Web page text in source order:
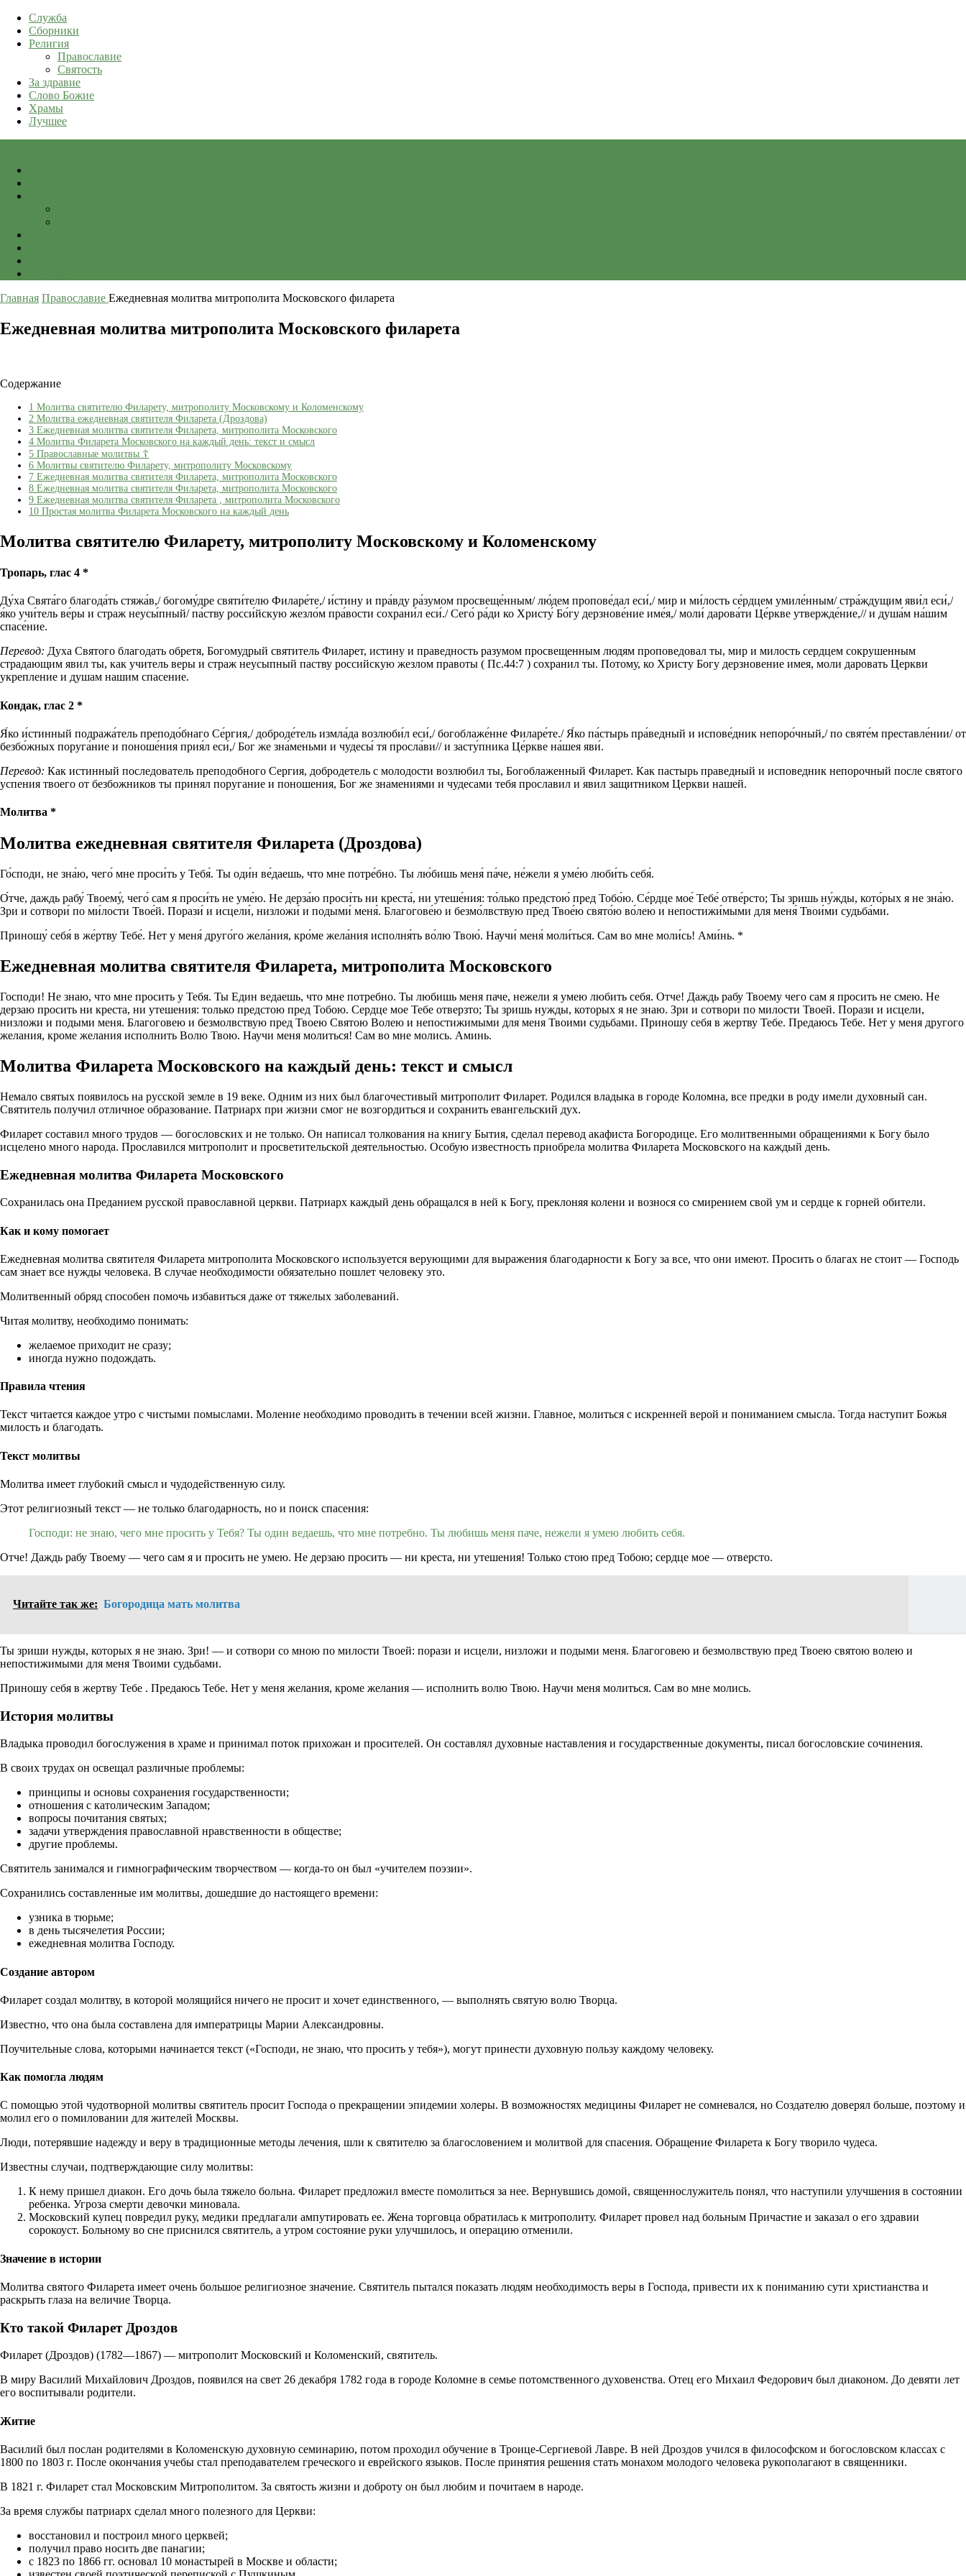
Служба
Сборники
Религия
Православие
Святость
За здравие
Слово Божие
Храмы
Лучшее
Главная Православие Ежедневная молитва митрополита Московского филарета
Ежедневная молитва митрополита Московского филарета
Содержание
1 Молитва святителю Филарету, митрополиту Московскому и Коломенскому
2 Молитва ежедневная святителя Филарета (Дроздова)
3 Ежедневная молитва святителя Филарета, митрополита Московского
4 Молитва Филарета Московского на каждый день: текст и смысл
5 Православные молитвы ☦
6 Молитвы святителю Филарету, митрополиту Московскому
7 Ежедневная молитва святителя Филарета, митрополита Московского
8 Ежедневная молитва святителя Филарета, митрополита Московского
9 Ежедневная молитва святителя Филарета , митрополита Московского
10 Простая молитва Филарета Московского на каждый день
Молитва святителю Филарету, митрополиту Московскому и Коломенскому
Тропарь, глас 4 *
Ду́ха Свята́го благода́ть стяжа́в,/ богому́дре святи́телю Филаре́те,/ и́стину и пра́вду ра́зумом просвеще́нным/ лю́дем пропове́дал еси́,/ мир и ми́лость се́рдцем умиле́нным/ стра́ждущим яви́л еси́,/
я́ко учи́тель ве́ры и страж неусы́пный/ па́ству росси́йскую жезло́м пра́вости сохрани́л еси́./ Сего́ ра́ди ко Христу́ Бо́гу дерзнове́ние име́я,/ моли́ дарова́ти Це́ркве утвержде́ние,// и душа́м на́шим
спасе́ние.
Перевод: Духа Святого благодать обретя, Богомудрый святитель Филарет, истину и праведность разумом просвещенным людям проповедовал ты, мир и милость сердцем сокрушенным
страдающим явил ты, как учитель веры и страж неусыпный паству российскую жезлом правоты ( Пс.44:7 ) сохранил ты. Потому, ко Христу Богу дерзновение имея, моли даровать Церкви
укрепление и душам нашим спасение.
Кондак, глас 2 *
Я́ко и́стинный подража́тель преподо́бнаго Се́ргия,/ доброде́тель измла́да возлюби́л еси́,/ богоблаже́нне Филаре́те./ Я́ко па́стырь пра́ведный и испове́дник непоро́чный,/ по святе́м преставле́нии/ от
безбо́жных поруга́ние и поноше́ния прия́л еси́,/ Бог же зна́меньми и чудесы́ тя просла́ви// и засту́пника Це́ркве на́шея яви́.
Перевод: Как истинный последователь преподобного Сергия, добродетель с молодости возлюбил ты, Богоблаженный Филарет. Как пастырь праведный и исповедник непорочный после святого
успения твоего от безбожников ты принял поругание и поношения, Бог же знамениями и чудесами тебя прославил и явил защитником Церкви нашей.
Молитва *
Молитва ежедневная святителя Филарета (Дроздова)
Го́споди, не зна́ю, чего́ мне проси́ть у Тебя́. Ты оди́н ве́даешь, что мне потре́бно. Ты лю́бишь меня́ па́че, не́жели я уме́ю люби́ть себя́.
О́тче, даждь рабу́ Твоему́, чего́ сам я проси́ть не уме́ю. Не дерза́ю проси́ть ни креста́, ни утеше́ния: то́лько предстою́ пред Тобо́ю. Се́рдце мое́ Тебе́ отве́рсто; Ты зришь ну́жды, кото́рых я не зна́ю.
Зри и сотвори́ по ми́лости Твое́й. Порази́ и исцели́, низложи́ и подыми́ меня́. Благогове́ю и безмо́лвствую пред Твое́ю свято́ю во́лею и непостижи́мыми для меня́ Твои́ми судьба́ми.
Приношу́ себя́ в же́ртву Тебе́. Нет у меня́ друго́го жела́ния, кро́ме жела́ния исполня́ть во́лю Твою́. Научи́ меня́ моли́ться. Сам во мне моли́сь! Ами́нь. *
Ежедневная молитва святителя Филарета, митрополита Московского
Господи! Не знаю, что мне просить у Тебя. Ты Един ведаешь, что мне потребно. Ты любишь меня паче, нежели я умею любить себя. Отче! Даждь рабу Твоему чего сам я просить не смею. Не
дерзаю просить ни креста, ни утешения: только предстою пред Тобою. Сердце мое Тебе отверзто; Ты зришь нужды, которых я не знаю. Зри и сотвори по милости Твоей. Порази и исцели,
низложи и подыми меня. Благоговею и безмолвствую пред Твоею Святою Волею и непостижимыми для меня Твоими судьбами. Приношу себя в жертву Тебе. Предаюсь Тебе. Нет у меня другого
желания, кроме желания исполнить Волю Твою. Научи меня молиться! Сам во мне молись. Аминь.
Молитва Филарета Московского на каждый день: текст и смысл
Немало святых появилось на русской земле в 19 веке. Одним из них был благочестивый митрополит Филарет. Родился владыка в городе Коломна, все предки в роду имели духовный сан.
Святитель получил отличное образование. Патриарх при жизни смог не возгордиться и сохранить евангельский дух.
Филарет составил много трудов — богословских и не только. Он написал толкования на книгу Бытия, сделал перевод акафиста Богородице. Его молитвенными обращениями к Богу было
исцелено много народа. Прославился митрополит и просветительской деятельностью. Особую известность приобрела молитва Филарета Московского на каждый день.
Ежедневная молитва Филарета Московского
Сохранилась она Преданием русской православной церкви. Патриарх каждый день обращался в ней к Богу, преклоняя колени и вознося со смирением свой ум и сердце к горней обители.
Как и кому помогает
Ежедневная молитва святителя Филарета митрополита Московского используется верующими для выражения благодарности к Богу за все, что они имеют. Просить о благах не стоит — Господь
сам знает все нужды человека. В случае необходимости обязательно пошлет человеку это.
Молитвенный обряд способен помочь избавиться даже от тяжелых заболеваний.
Читая молитву, необходимо понимать:
желаемое приходит не сразу;
иногда нужно подождать.
Правила чтения
Текст читается каждое утро с чистыми помыслами. Моление необходимо проводить в течении всей жизни. Главное, молиться с искренней верой и пониманием смысла. Тогда наступит Божья
милость и благодать.
Текст молитвы
Молитва имеет глубокий смысл и чудодейственную силу.
Этот религиозный текст — не только благодарность, но и поиск спасения:
Господи: не знаю, чего мне просить у Тебя? Ты один ведаешь, что мне потребно. Ты любишь меня паче, нежели я умею любить себя.
Отче! Даждь рабу Твоему — чего сам я и просить не умею. Не дерзаю просить — ни креста, ни утешения! Только стою пред Тобою; сердце мое — отверсто.
Читайте так же: Богородица мать молитва
Ты зриши нужды, которых я не знаю. Зри! — и сотвори со мною по милости Твоей: порази и исцели, низложи и подыми меня. Благоговею и безмолвствую пред Твоею святою волею и
непостижимыми для меня Твоими судьбами.
Приношу себя в жертву Тебе . Предаюсь Тебе. Нет у меня желания, кроме желания — исполнить волю Твою. Научи меня молиться. Сам во мне молись.
История молитвы
Владыка проводил богослужения в храме и принимал поток прихожан и просителей. Он составлял духовные наставления и государственные документы, писал богословские сочинения.
В своих трудах он освещал различные проблемы:
принципы и основы сохранения государственности;
отношения с католическим Западом;
вопросы почитания святых;
задачи утверждения православной нравственности в обществе;
другие проблемы.
Святитель занимался и гимнографическим творчеством — когда-то он был «учителем поэзии».
Сохранились составленные им молитвы, дошедшие до настоящего времени:
узника в тюрьме;
в день тысячелетия России;
ежедневная молитва Господу.
Создание автором
Филарет создал молитву, в которой молящийся ничего не просит и хочет единственного, — выполнять святую волю Творца.
Известно, что она была составлена для императрицы Марии Александровны.
Поучительные слова, которыми начинается текст («Господи, не знаю, что просить у тебя»), могут принести духовную пользу каждому человеку.
Как помогла людям
С помощью этой чудотворной молитвы святитель просит Господа о прекращении эпидемии холеры. В возможностях медицины Филарет не сомневался, но Создателю доверял больше, поэтому и
молил его о помиловании для жителей Москвы.
Люди, потерявшие надежду и веру в традиционные методы лечения, шли к святителю за благословением и молитвой для спасения. Обращение Филарета к Богу творило чудеса.
Известны случаи, подтверждающие силу молитвы:
К нему пришел диакон. Его дочь была тяжело больна. Филарет предложил вместе помолиться за нее. Вернувшись домой, священнослужитель понял, что наступили улучшения в состоянии
ребенка. Угроза смерти девочки миновала.
Московский купец повредил руку, медики предлагали ампутировать ее. Жена торговца обратилась к митрополиту. Филарет провел над больным Причастие и заказал о его здравии
сорокоуст. Больному во сне приснился святитель, а утром состояние руки улучшилось, и операцию отменили.
Значение в истории
Молитва святого Филарета имеет очень большое религиозное значение. Святитель пытался показать людям необходимость веры в Господа, привести их к пониманию сути христианства и
раскрыть глаза на величие Творца.
Кто такой Филарет Дроздов
Филарет (Дроздов) (1782—1867) — митрополит Московский и Коломенский, святитель.
В миру Василий Михайлович Дроздов, появился на свет 26 декабря 1782 года в городе Коломне в семье потомственного духовенства. Отец его Михаил Федорович был диаконом. До девяти лет
его воспитывали родители.
Житие
Василий был послан родителями в Коломенскую духовную семинарию, потом проходил обучение в Троице-Сергиевой Лавре. В ней Дроздов учился в философском и богословском классах с
1800 по 1803 г. После окончания учебы стал преподавателем греческого и еврейского языков. После принятия решения стать монахом молодого человека рукополагают в священники.
В 1821 г. Филарет стал Московским Митрополитом. За святость жизни и доброту он был любим и почитаем в народе.
За время службы патриарх сделал много полезного для Церкви:
восстановил и построил много церквей;
получил право носить две панагии;
с 1823 по 1866 гг. основал 10 монастырей в Москве и области;